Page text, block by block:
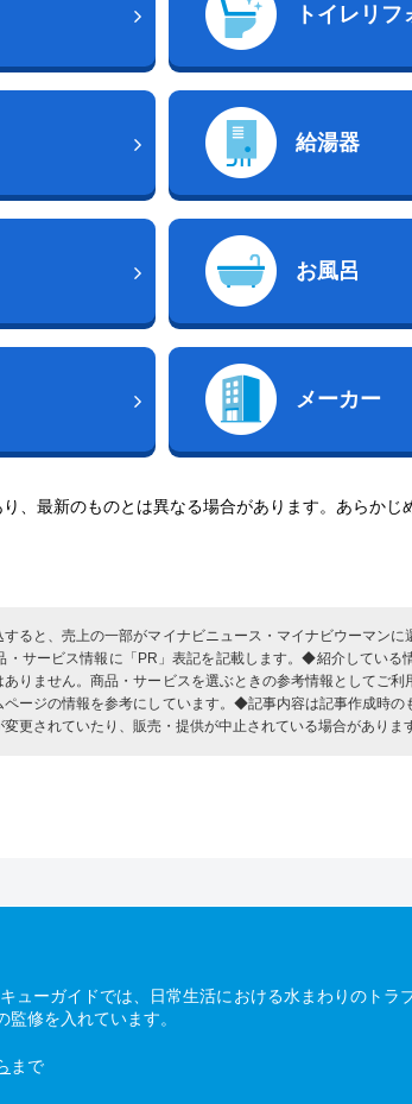
トイレリフ
給湯器
お風呂
メーカー
、最新のものとは異なる場合があります。あらかじ
ると、売上の一部がマイナビニュース・マイナビウーマン
・サービス情報に「PR」表記を記載します。◆紹介している
りません。商品・サービスを選ぶときの参考情報としてご
ージの情報を参考にしています。◆記事内容は記事作成時の
更されていたり、販売・提供が中止されている場合があります
ューガイドでは、日常生活における水まわりのト
修を入れています。
まで